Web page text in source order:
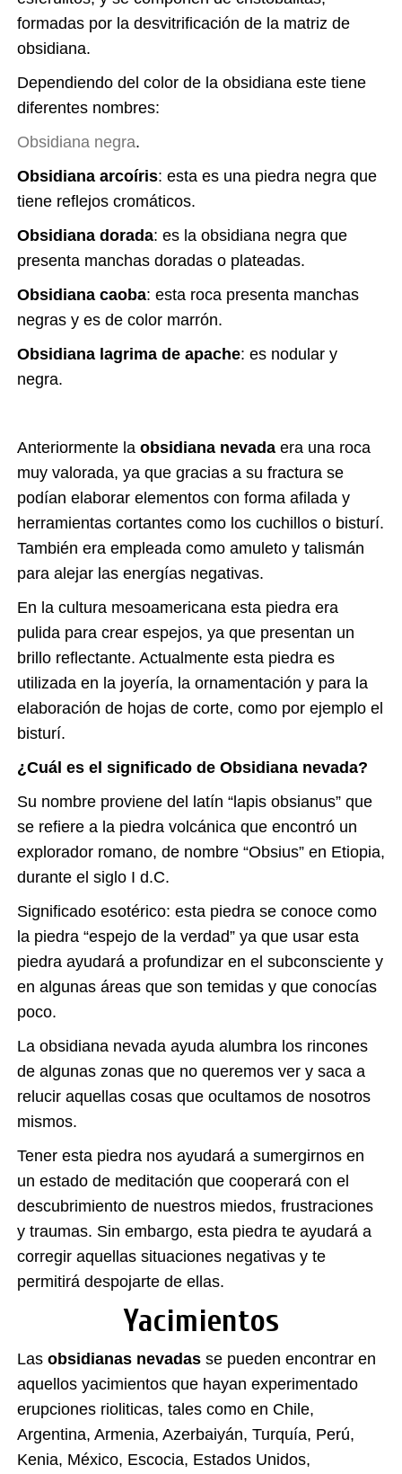
formadas por la desvitrificación de la matriz de
obsidiana.
Dependiendo del color de la obsidiana este tiene
diferentes nombres:
Obsidiana negra.
Obsidiana arcoíris: esta es una piedra negra que
tiene reflejos cromáticos.
Obsidiana dorada: es la obsidiana negra que
presenta manchas doradas o plateadas.
Obsidiana caoba: esta roca presenta manchas
negras y es de color marrón.
Obsidiana lagrima de apache: es nodular y
negra.
Anteriormente la obsidiana nevada era una roca
muy valorada, ya que gracias a su fractura se
podían elaborar elementos con forma afilada y
herramientas cortantes como los cuchillos o bisturí.
También era empleada como amuleto y talismán
para alejar las energías negativas.
En la cultura mesoamericana esta piedra era
pulida para crear espejos, ya que presentan un
brillo reflectante. Actualmente esta piedra es
utilizada en la joyería, la ornamentación y para la
elaboración de hojas de corte, como por ejemplo el
bisturí.
¿Cuál es el significado de Obsidiana nevada?
Su nombre proviene del latín “lapis obsianus” que
se refiere a la piedra volcánica que encontró un
explorador romano, de nombre “Obsius” en Etiopia,
durante el siglo I d.C.
Significado esotérico: esta piedra se conoce como
la piedra “espejo de la verdad” ya que usar esta
piedra ayudará a profundizar en el subconsciente y
en algunas áreas que son temidas y que conocías
poco.
La obsidiana nevada ayuda alumbra los rincones
de algunas zonas que no queremos ver y saca a
relucir aquellas cosas que ocultamos de nosotros
mismos.
Tener esta piedra nos ayudará a sumergirnos en
un estado de meditación que cooperará con el
descubrimiento de nuestros miedos, frustraciones
y traumas. Sin embargo, esta piedra te ayudará a
corregir aquellas situaciones negativas y te
permitirá despojarte de ellas.
Yacimientos
Las obsidianas nevadas se pueden encontrar en
aquellos yacimientos que hayan experimentado
erupciones rioliticas, tales como en Chile,
Argentina, Armenia, Azerbaiyán, Turquía, Perú,
Kenia, México, Escocia, Estados Unidos,